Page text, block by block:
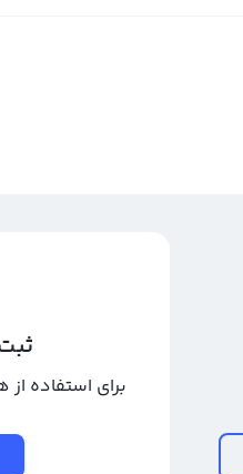
برای استفاده